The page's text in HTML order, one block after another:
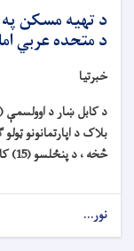
د تهیه مسکن په
د متحده عربي
خبرتیا
څخه ، د پنځلسو (15) کاري ورځو په . . .
نور...